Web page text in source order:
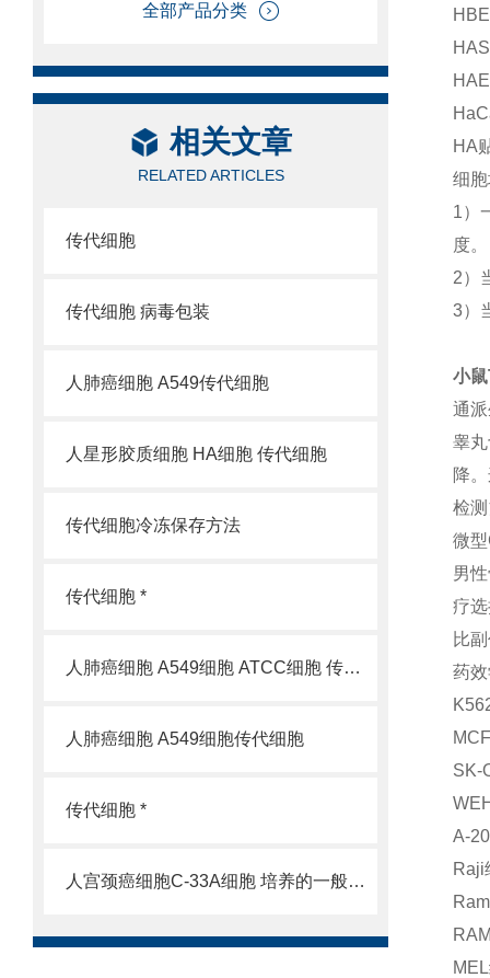
全部产品分类
相关文章
RELATED ARTICLES
传代细胞
传代细胞 病毒包装
人肺癌细胞 A549传代细胞
人星形胶质细胞 HA细胞 传代细胞
传代细胞冷冻保存方法
传代细胞 *
人肺癌细胞 A549细胞 ATCC细胞 传代细胞
人肺癌细胞 A549细胞传代细胞
传代细胞 *
人宫颈癌细胞C-33A细胞 培养的一般过程
HA
细
1）
度。
2）
3）
小
通
睾
降
检
微
男
疗
比
药
SK-
A-
Raji